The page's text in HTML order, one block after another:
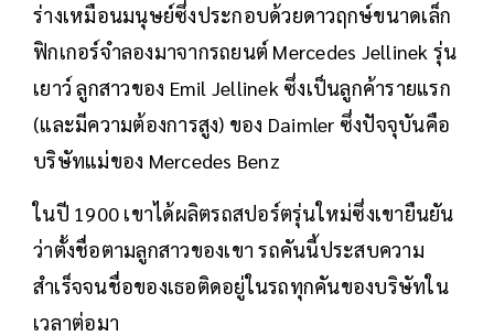
ร่างเหมือนมนุษย์ซึ่งประกอบด้วยดาวฤกษ์ขนาดเล็ก
ฟิกเกอร์จำลองมาจากรถยนต์ Mercedes Jellinek รุ่น
เยาว์ ลูกสาวของ Emil Jellinek ซึ่งเป็นลูกค้ารายแรก
(และมีความต้องการสูง) ของ Daimler ซึ่งปัจจุบันคือ
บริษัทแม่ของ Mercedes Benz
ในปี 1900 เขาได้ผลิตรถสปอร์ตรุ่นใหม่ซึ่งเขายืนยัน
ว่าตั้งชื่อตามลูกสาวของเขา รถคันนี้ประสบความ
สำเร็จจนชื่อของเธอติดอยู่ในรถทุกคันของบริษัทใน
เวลาต่อมา